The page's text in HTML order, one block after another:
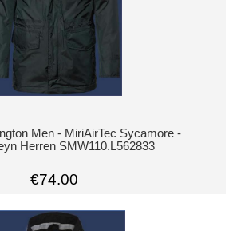
Men - MiriAirTec Sycamore -
Herren SMW110.L562833
€74.00